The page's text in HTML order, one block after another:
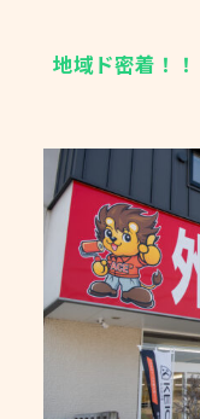
地域ド密着！！